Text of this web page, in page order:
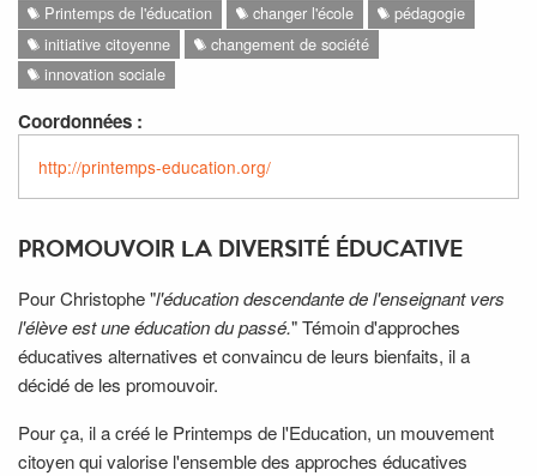
Printemps de l'éducation
changer l'école
pédagogie
initiative citoyenne
changement de société
innovation sociale
Coordonnées :
http://printemps-education.org/
PROMOUVOIR LA DIVERSITÉ ÉDUCATIVE
Pour Christophe "l'éducation descendante de l'enseignant vers
l'élève est une éducation du passé." Témoin d'approches
éducatives alternatives et convaincu de leurs bienfaits, il a
décidé de les promouvoir.
Pour ça, il a créé le Printemps de l'Education, un mouvement
citoyen qui valorise l'ensemble des approches éducatives